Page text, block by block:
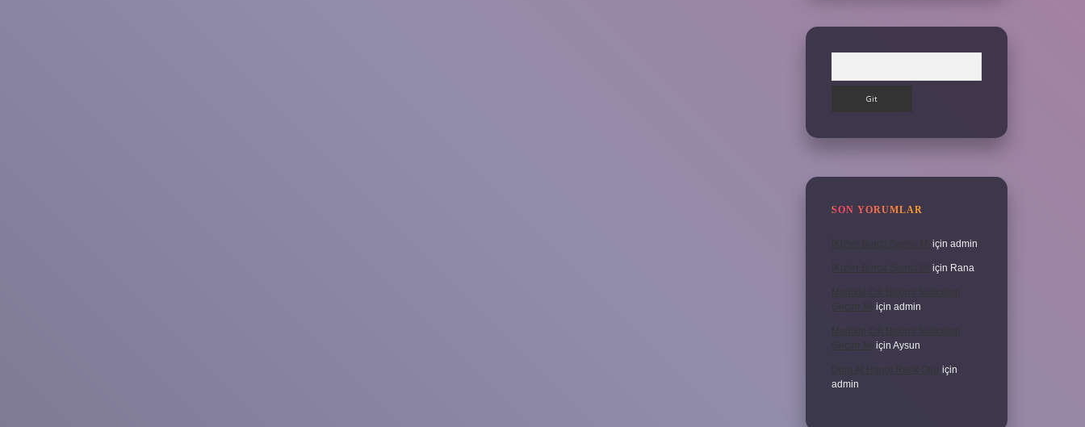
SON YORUMLAR
İKizler Burcu Şanslı Mı için admin
İKizler Burcu Şanslı Mı için Rana
Medikal Cilt Bakımı Sivilceleri
Geçirir Mi için admin
Medikal Cilt Bakımı Sivilceleri
Geçirir Mi için Aysun
Doru At Hangi Renk Olur için
admin